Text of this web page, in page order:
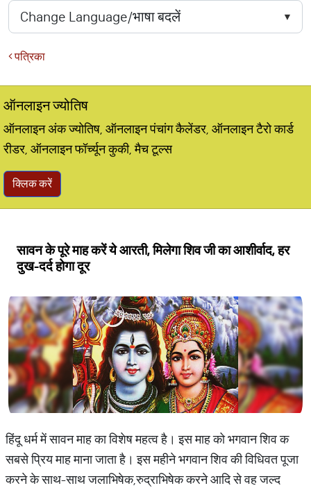
पत्रिका
ऑनलाइन ज्योतिष
ऑनलाइन अंक ज्योतिष, ऑनलाइन पंचांग कैलेंडर, ऑनलाइन टैरो कार्ड
रीडर, ऑनलाइन फॉर्च्यून कुकी, मैच टूल्स
क्लिक करें
सावन के पूरे माह करें ये आरती, मिलेगा शिव जी का आशीर्वाद, हर
दुख-दर्द होगा दूर
हिंदू धर्म में सावन माह का विशेष महत्व है। इस माह को भगवान शिव क
सबसे प्रिय माह माना जाता है। इस महीने भगवान शिव की विधिवत पूजा
करने के साथ-साथ जलाभिषेक,रुद्राभिषेक करने आदि से वह जल्द